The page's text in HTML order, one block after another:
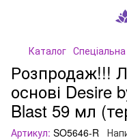
Каталог
Розпродаж!!!
основі Desire
Blast 59 мл
Артикул: SO5646-R